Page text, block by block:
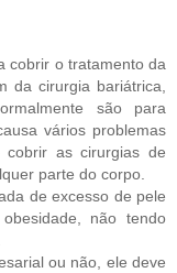
cobrir o tratamento da
da cirurgia bariátrica,
são para
vários problemas
as cirurgias de
parte do corpo.
de excesso de pele
não tendo
ou não, ele deve